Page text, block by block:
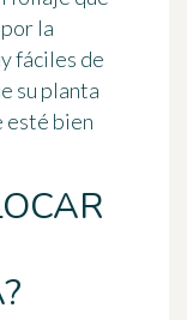
la
fáciles de
su planta
esté bien